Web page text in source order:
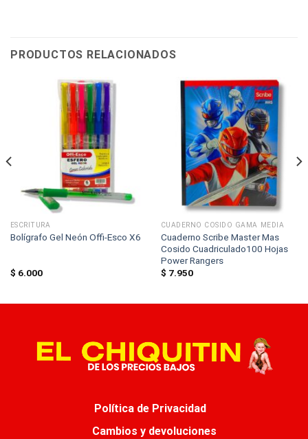
PRODUCTOS RELACIONADOS
ESCRITURA
Bolígrafo Gel Neón Offi-Esco X6
$ 6.000
CUADERNO COSIDO GAMA MEDIA
Cuaderno Scribe Master Mas
Cosido Cuadriculado100 Hojas
Power Rangers
$ 7.950
Política de Privacidad
Cambios y devoluciones